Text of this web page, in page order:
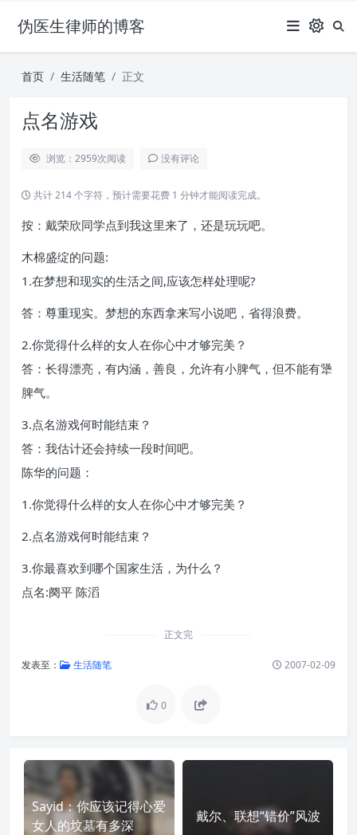
伪医生律师的博客
首页 生活随笔 正文
点名游戏
浏览：2959次阅读 没有评论
共计 214 个字符，预计需要花费 1 分钟才能阅读完成。
按：戴荣欣同学点到我这里来了，还是玩玩吧。
木棉盛绽的问题:
1.在梦想和现实的生活之间,应该怎样处理呢?
答：尊重现实。梦想的东西拿来写小说吧，省得浪费。
2.你觉得什么样的女人在你心中才够完美？
答：长得漂亮，有内涵，善良，允许有小脾气，但不能有犟
脾气。
3.点名游戏何时能结束？
答：我估计还会持续一段时间吧。
陈华的问题：
1.你觉得什么样的女人在你心中才够完美？
2.点名游戏何时能结束？
3.你最喜欢到哪个国家生活，为什么？
点名:阕平 陈滔
正文完
发表至： 生活随笔 2007-02-09
0
Sayid：你应该记得心爱
女人的坟墓有多深
戴尔、联想“错价”风波